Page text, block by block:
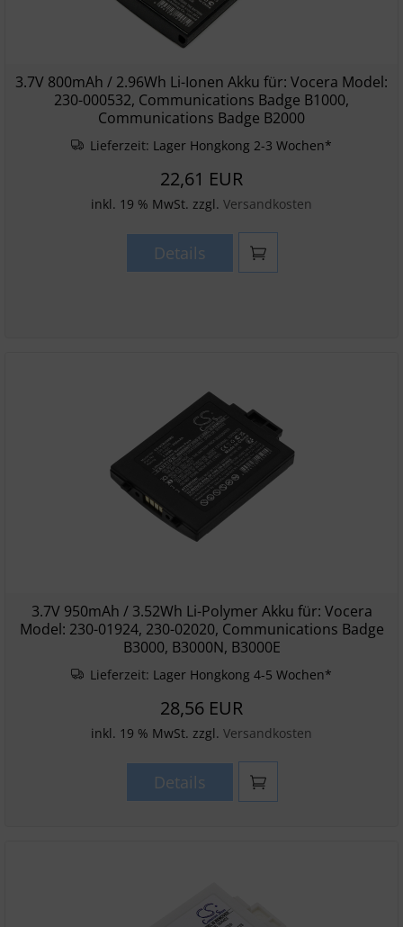
3.7V 800mAh / 2.96Wh Li-Ionen Akku für: Vocera Model:
230-000532, Communications Badge B1000,
Communications Badge B2000
Lieferzeit: Lager Hongkong 2-3 Wochen*
22,61 EUR
inkl. 19 % MwSt. zzgl. Versandkosten
Details
3.7V 950mAh / 3.52Wh Li-Polymer Akku für: Vocera
Model: 230-01924, 230-02020, Communications Badge
B3000, B3000N, B3000E
Lieferzeit: Lager Hongkong 4-5 Wochen*
28,56 EUR
inkl. 19 % MwSt. zzgl. Versandkosten
Details